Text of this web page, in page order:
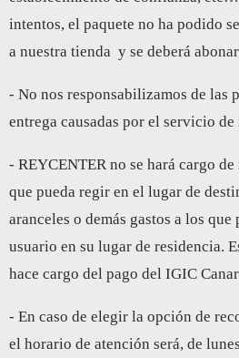
intentos, el paquete no ha podido
a nuestra tienda y se deberá
- No nos responsabilizamos de las
entrega causadas por el servicio de
- REYCENTER no se hará cargo
que pueda regir en el lugar de
aranceles o demás gastos a los
usuario en su lugar de residencia.
hace cargo del pago del IGIC
- En caso de elegir la opción de
el horario de atención será, de